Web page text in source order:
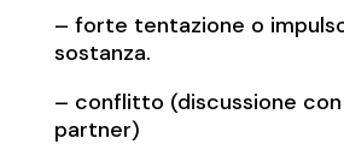
– forte tentazione o
sostanza.
– conflitto (discussione
partner)